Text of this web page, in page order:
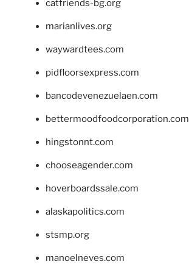
catfriends-bg.org
marianlives.org
waywardtees.com
pidfloorsexpress.com
bancodevenezuelaen.com
bettermoodfoodcorporation.com
hingstonnt.com
chooseagender.com
hoverboardssale.com
alaskapolitics.com
stsmp.org
manoelneves.com